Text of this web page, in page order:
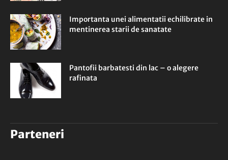
Importanta unei alimentatii echilibrate in
mentinerea starii de sanatate
Pantofii barbatesti din lac – o alegere
rafinata
Parteneri